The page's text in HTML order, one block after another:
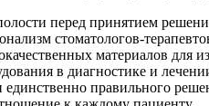
перед принятием
стоматологов-
материалов для
в диагностике и
правильного